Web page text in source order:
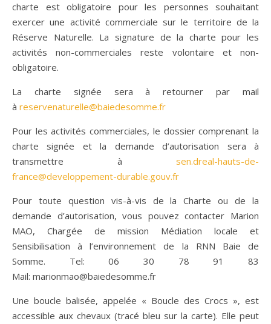
charte est obligatoire pour les personnes souhaitant
exercer une activité commerciale sur le territoire de la
Réserve Naturelle. La signature de la charte pour les
activités non-commerciales reste volontaire et non-
obligatoire.
La charte signée sera à retourner par mail
à reservenaturelle@baiedesomme.fr
Pour les activités commerciales, le dossier comprenant la
charte signée et la demande d’autorisation sera à
transmettre à sen.dreal-hauts-de-
france@developpement-durable.gouv.fr
Pour toute question vis-à-vis de la Charte ou de la
demande d’autorisation, vous pouvez contacter Marion
MAO, Chargée de mission Médiation locale et
Sensibilisation à l’environnement de la RNN Baie de
Somme. Tel: 06 30 78 91 83
Mail: marionmao@baiedesomme.fr
Une boucle balisée, appelée « Boucle des Crocs », est
accessible aux chevaux (tracé bleu sur la carte). Elle peut